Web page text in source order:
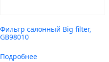
Фильтр салонный Big filter,
GB98010
Подробнее